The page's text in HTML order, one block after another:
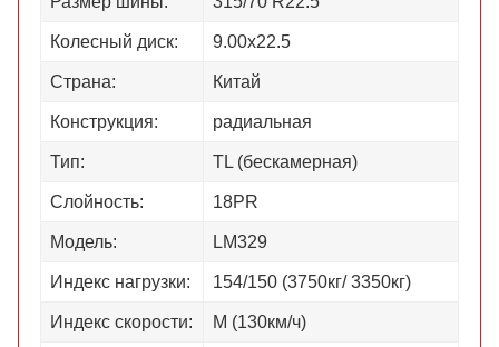
Колесный диск: 9.00х22.5
Страна: Китай
Конструкция: радиальная
Тип: TL (бескамерная)
Слойность: 18PR
Модель: LM329
Индекс нагрузки: 154/150 (3750кг/ 3350кг)
Индекс скорости: M (130км/ч)